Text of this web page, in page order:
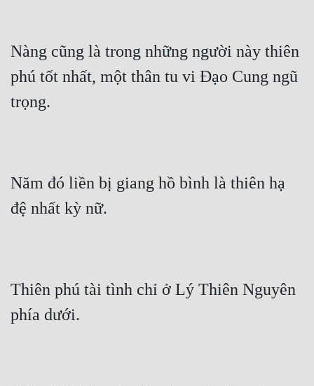
Nàng cũng là trong những người này thiên
phú tốt nhất, một thân tu vi Đạo Cung ngũ
trọng.
Năm đó liền bị giang hồ bình là thiên hạ
đệ nhất kỳ nữ.
Thiên phú tài tình chỉ ở Lý Thiên Nguyên
phía dưới.